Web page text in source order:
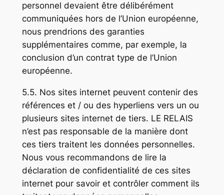
personnel devaient être délibérément
communiquées hors de l’Union européenne,
nous prendrions des garanties
supplémentaires comme, par exemple, la
conclusion d’un contrat type de l’Union
européenne.
5.5. Nos sites internet peuvent contenir des
références et / ou des hyperliens vers un ou
plusieurs sites internet de tiers. LE RELAIS
n’est pas responsable de la manière dont
ces tiers traitent les données personnelles.
Nous vous recommandons de lire la
déclaration de confidentialité de ces sites
internet pour savoir et contrôler comment ils